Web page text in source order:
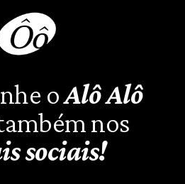
oAlô Alô
nos
sociais!